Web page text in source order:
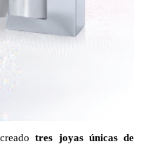
tres joyas únicas de